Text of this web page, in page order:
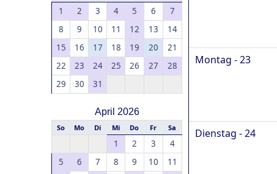
1 2 3 4 5 6
7
8
9 10 11 12 13
14
15
16 17 18 19 20
21
22
23 24 25 26 27
28
29
30 31
April 2026
So Mo Di Mi Do Fr Sa
1 2 3
4
5
6 7 8 9 10
11
Montag - 23
Dienstag - 24